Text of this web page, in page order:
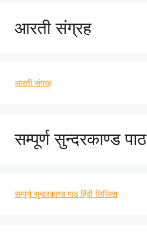
आरती संग्रह
आरती संग्रह
सम्पूर्ण सुन्दरकाण्ड पाठ
सम्पूर्ण सुन्दरकाण्ड पाठ हिंदी लिरिक्स